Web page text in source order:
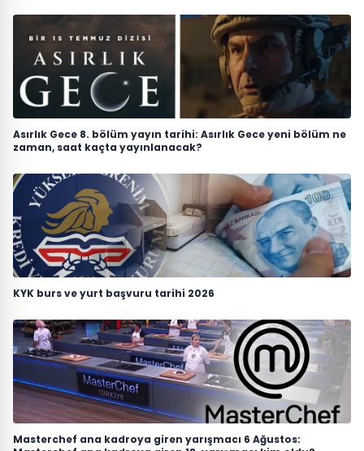
Asırlık Gece 8. bölüm yayın tarihi: Asırlık Gece yeni bölüm ne
zaman, saat kaçta yayınlanacak?
KYK burs ve yurt başvuru tarihi 2026
Masterchef ana kadroya giren yarışmacı 6 Ağustos: